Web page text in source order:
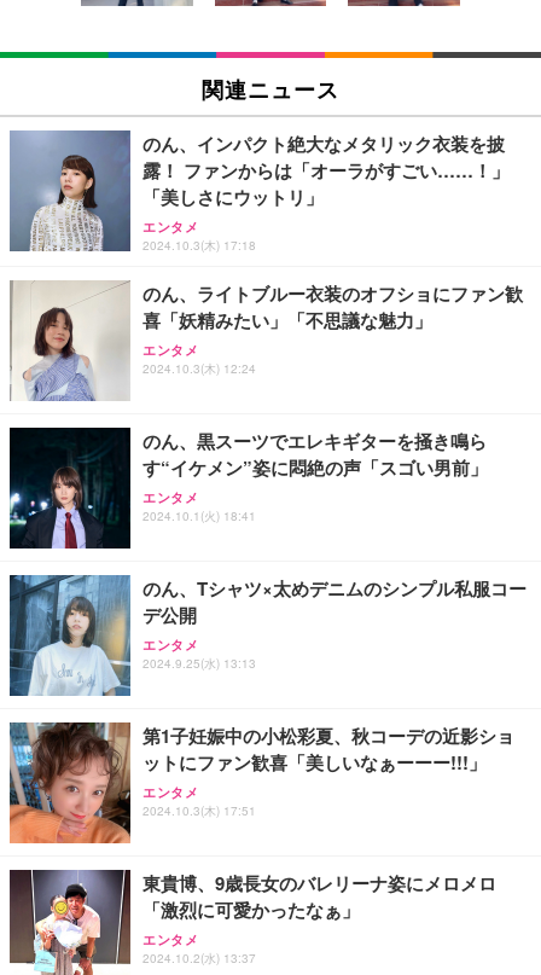
モバイルバッテリー 大容量 30000mAh 【22.5W/20
ッテリー 5台同時充電 Type-C出力 スマホ 充電器 LC
D残量表示 LEDライト付き ストラップ付き 持ち運び
携帯充電器 停電対策 アウトドア/旅行/出張/防災/緊
急用 iOS/Android各種他対応 機内持込可 (高級白い)
￥2,469
エレコム 充電器 Type-C USB-C 20W USB PD対応 1
ポート PSE認証品 GaN採用 折りたたみ式プラグ ホ
ワイト 【 iPhone16 15 等対応】 EC-AC6820WH
エレコム 充電器 40W 2ポート Type-C USB PD対応
PPS対応 GaN II採用 折りたたみ式プラグ ホワイト
EC-AC10640WH
エレコム 65W 充電器 Type-C コンセント 急速 PD対
応 スイング式プラグ採用 PSE技術基準適合 ブラッ
ク EC-AC12465BK
関連ニュース
のん、インパクト絶大なメタリック衣装を披
露！ ファンからは「オーラがすごい……！」
「美しさにウットリ」
エンタメ
2024.10.3(木) 17:18
のん、ライトブルー衣装のオフショにファン歓
喜「妖精みたい」「不思議な魅力」
エンタメ
2024.10.3(木) 12:24
のん、黒スーツでエレキギターを掻き鳴ら
す“イケメン”姿に悶絶の声「スゴい男前」
エンタメ
2024.10.1(火) 18:41
のん、Tシャツ×太めデニムのシンプル私服コー
デ公開
エンタメ
2024.9.25(水) 13:13
第1子妊娠中の小松彩夏、秋コーデの近影ショ
ットにファン歓喜「美しいなぁーーー!!!」
エンタメ
2024.10.3(木) 17:51
東貴博、9歳長女のバレリーナ姿にメロメロ
「激烈に可愛かったなぁ」
エンタメ
2024.10.2(水) 13:37